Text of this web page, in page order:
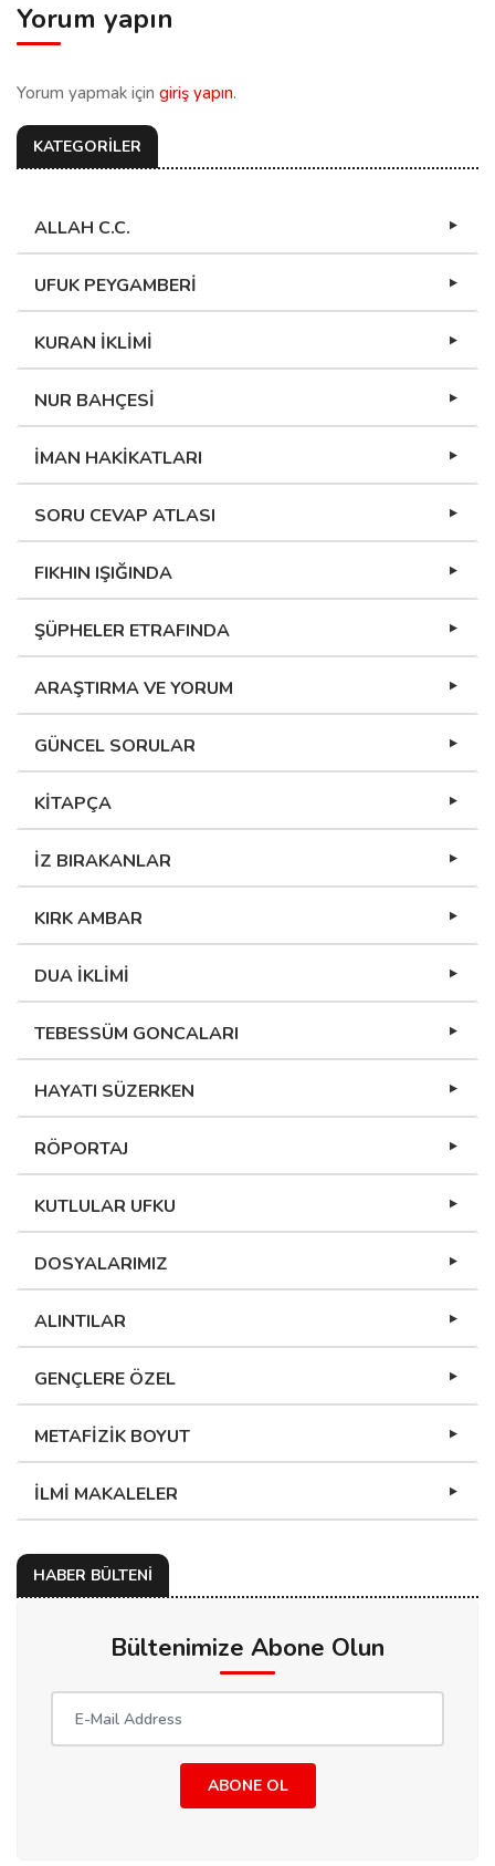
Yorum yapın
Yorum yapmak için giriş yapın.
KATEGORİLER
ALLAH C.C.
UFUK PEYGAMBERİ
KURAN İKLİMİ
NUR BAHÇESİ
İMAN HAKİKATLARI
SORU CEVAP ATLASI
FIKHIN IŞIĞINDA
ŞÜPHELER ETRAFINDA
ARAŞTIRMA VE YORUM
GÜNCEL SORULAR
KİTAPÇA
İZ BIRAKANLAR
KIRK AMBAR
DUA İKLİMİ
TEBESSÜM GONCALARI
HAYATI SÜZERKEN
RÖPORTAJ
KUTLULAR UFKU
DOSYALARIMIZ
ALINTILAR
GENÇLERE ÖZEL
METAFİZİK BOYUT
İLMİ MAKALELER
HABER BÜLTENİ
Bültenimize Abone Olun
ABONE OL